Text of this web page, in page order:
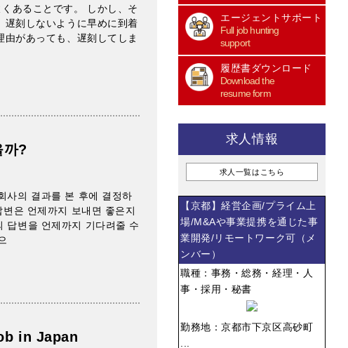
あることです。 しかし、そ
刻しないように早めに到着
があっても、遅刻してしま
까?
사의 결과를 본 후에 결정하
은 언제까지 보내면 좋은지
답변을 언제까지 기다려줄 수
in Japan
エージェントサポート
Full job hunting
support
履歴書ダウンロード
Download the
resume form
求人情報
求人一覧はこちら
【京都】経営企画/プライム上
場/M&Aや事業提携を通じた事
業開発/リモートワーク可（メ
ンバー）
職種：事務・総務・経理・人
事・採用・秘書
勤務地：京都市下京区高砂町